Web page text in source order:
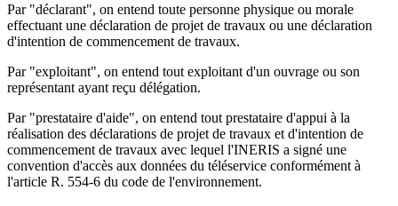
Par "déclarant", on entend toute personne physique ou morale
effectuant une déclaration de projet de travaux ou une déclaration
d'intention de commencement de travaux.
Par "exploitant", on entend tout exploitant d'un ouvrage ou son
représentant ayant reçu délégation.
Par "prestataire d'aide", on entend tout prestataire d'appui à la
réalisation des déclarations de projet de travaux et d'intention de
commencement de travaux avec lequel l'INERIS a signé une
convention d'accès aux données du téléservice conformément à
l'article R. 554-6 du code de l'environnement.